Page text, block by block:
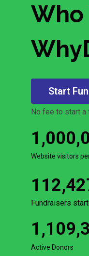
Who
Start
No fee to start a
Website visitors
Fundraisers
Active Donors